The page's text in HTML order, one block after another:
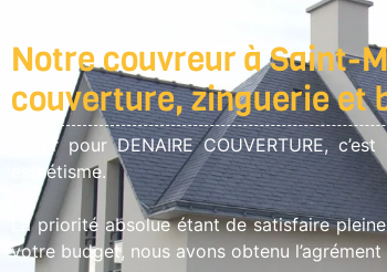
Notre couvreur à Saint-
couverture, zinguerie et
Opter pour DENAIRE COUVERTURE,
esthétisme.
La priorité absolue étant de satisfaire
votre budget, nous avons obtenu